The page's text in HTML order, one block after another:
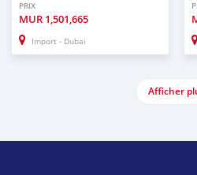
PRIX
MUR 1,501,665
Import - Dubai
Afficher